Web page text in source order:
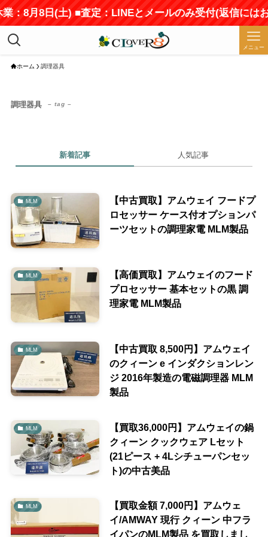
：8月8日(土) ■査定：LINEとメールのみ受付(返信には
メニュー
ホーム 調理器具
調理器具 – tag –
新着記事 人気記事
MLM
【中古買取】アムウェイ フードプ
ロセッサー ケース付オプションパ
ーツセットの調理家電 MLM製品
MLM
【高価買取】アムウェイのフード
プロセッサー 基本セットの黒 調
理家電 MLM製品
MLM
【中古買取 8,500円】アムウェイ
のクィーン e インダクションレン
ジ 2016年製造の電磁調理器 MLM
製品
MLM
【買取36,000円】アムウェイの鍋
クィーン クックウェア Lセット
(21ピース + 4Lシチューパンセッ
ト)の中古美品
MLM
【買取金額 7,000円】アムウェ
イ/AMWAY 現行 クィーン 中フラ
イパンのMLM製品 を買取しまし